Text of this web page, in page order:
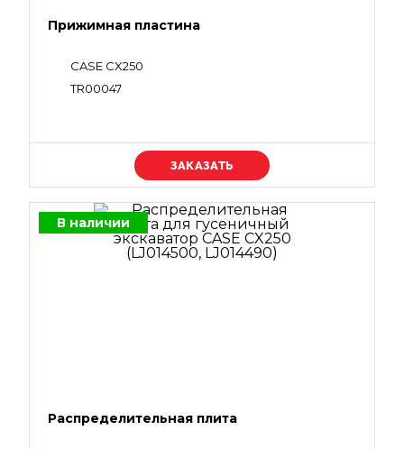
Прижимная пластина
CASE CX250
TR00047
Уточняйте цену
В наличии
Распределительная плита